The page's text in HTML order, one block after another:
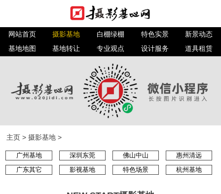
网站首页 摄影基地 白棚绿棚 特色实景
新景动态
基地地图
基地转让 专业观点 设计服务 道具租赁
主页 >摄影基地 >
广州基地 深圳东莞 佛山中山
惠州清远
广东其它
影视基地 特色场景 杭州基地